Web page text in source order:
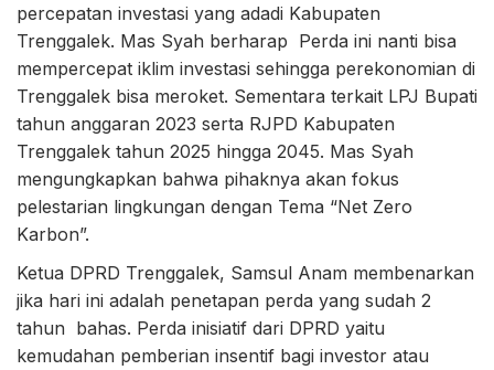
percepatan investasi yang adadi Kabupaten
Trenggalek. Mas Syah berharap Perda ini nanti bisa
mempercepat iklim investasi sehingga perekonomian di
Trenggalek bisa meroket. Sementara terkait LPJ Bupati
tahun anggaran 2023 serta RJPD Kabupaten
Trenggalek tahun 2025 hingga 2045. Mas Syah
mengungkapkan bahwa pihaknya akan fokus
pelestarian lingkungan dengan Tema “Net Zero
Karbon”.
Ketua DPRD Trenggalek, Samsul Anam membenarkan
jika hari ini adalah penetapan perda yang sudah 2
tahun bahas. Perda inisiatif dari DPRD yaitu
kemudahan pemberian insentif bagi investor atau